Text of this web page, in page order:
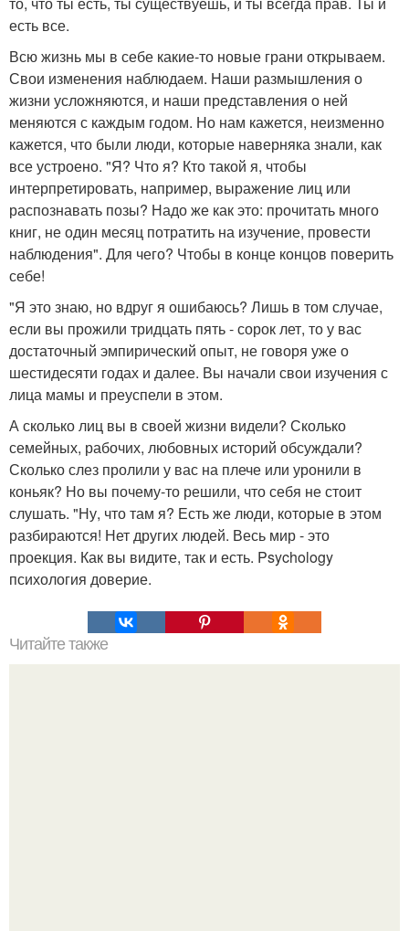
есть все.
Всю жизнь мы в себе какие-то новые грани открываем.
Свои изменения наблюдаем. Наши размышления о
жизни усложняются, и наши представления о ней
меняются с каждым годом. Но нам кажется, неизменно
кажется, что были люди, которые наверняка знали, как
все устроено. "Я? Что я? Кто такой я, чтобы
интерпретировать, например, выражение лиц или
распознавать позы? Надо же как это: прочитать много
книг, не один месяц потратить на изучение, провести
наблюдения". Для чего? Чтобы в конце концов поверить
себе!
"Я это знаю, но вдруг я ошибаюсь? Лишь в том случае,
если вы прожили тридцать пять - сорок лет, то у вас
достаточный эмпирический опыт, не говоря уже о
шестидесяти годах и далее. Вы начали свои изучения с
лица мамы и преуспели в этом.
А сколько лиц вы в своей жизни видели? Сколько
семейных, рабочих, любовных историй обсуждали?
Сколько слез пролили у вас на плече или уронили в
коньяк? Но вы почему-то решили, что себя не стоит
слушать. "Ну, что там я? Есть же люди, которые в этом
разбираются! Нет других людей. Весь мир - это
проекция. Как вы видите, так и есть. Psychology
психология доверие.
Читайте также